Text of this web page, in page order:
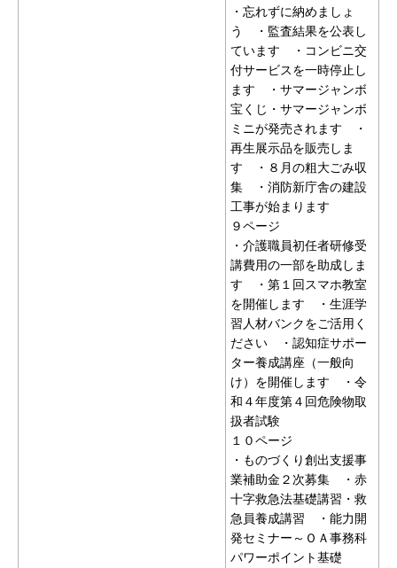
・忘れずに納めましょ
う ・監査結果を公表し
ています ・コンビニ交
付サービスを一時停止し
ます ・サマージャンボ
宝くじ・サマージャンボ
ミニが発売されます ・
再生展示品を販売しま
す ・８月の粗大ごみ収
集 ・消防新庁舎の建設
工事が始まります
９ページ
・介護職員初任者研修受
講費用の一部を助成しま
す ・第１回スマホ教室
を開催します ・生涯学
習人材バンクをご活用く
ださい ・認知症サポー
ター養成講座（一般向
け）を開催します ・令
和４年度第４回危険物取
扱者試験
１０ページ
・ものづくり創出支援事
業補助金２次募集 ・赤
十字救急法基礎講習・救
急員養成講習 ・能力開
発セミナー～ＯＡ事務科
パワーポイント基礎